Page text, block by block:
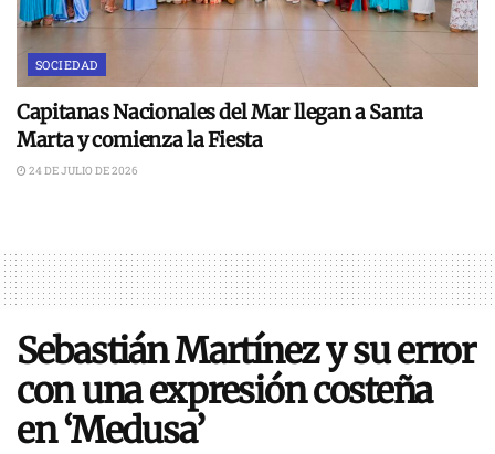
SOCIEDAD
Capitanas Nacionales del Mar llegan a Santa
Marta y comienza la Fiesta
24 DE JULIO DE 2026
Sebastián Martínez y su error
con una expresión costeña
en ‘Medusa’